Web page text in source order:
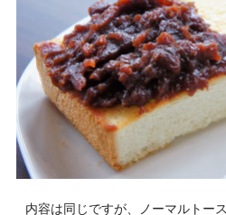
内容は同じですが、ノーマルトー